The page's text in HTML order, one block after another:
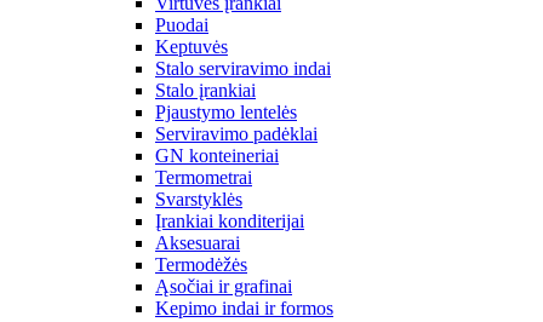
Puodai
Keptuvės
Stalo serviravimo indai
Stalo įrankiai
Pjaustymo lentelės
Serviravimo padėklai
GN konteineriai
Termometrai
Svarstyklės
Įrankiai konditerijai
Aksesuarai
Termodėžės
Ąsočiai ir grafinai
Kepimo indai ir formos